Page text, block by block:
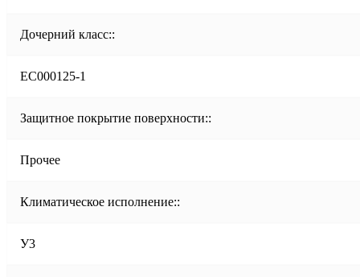
Дочерний класс::
EC000125-1
Защитное покрытие поверхности::
Прочее
Климатическое исполнение::
У3